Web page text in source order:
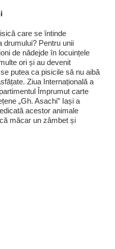
care se întinde
drumului? Pentru unii
de nădejde în locuințele
ori și au devenit
putea ca pisicile să nu aibă
Ziua Internațională a
Împrumut carte
„Gh. Asachi” Iași a
acestor animale
măcar un zâmbet și